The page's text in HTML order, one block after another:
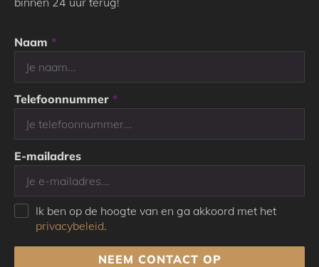
Naam *
Telefoonnummer *
E-mailadres
Ik ben op de hoogte van en ga akkoord met het
privacybeleid.
NEEM CONTACT OP